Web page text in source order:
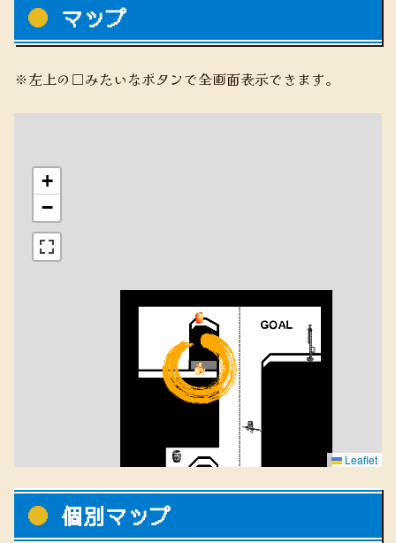
マップ
※左上の□みたいなボタンで全画面表示できます。
+
−
Leaflet
個別マップ